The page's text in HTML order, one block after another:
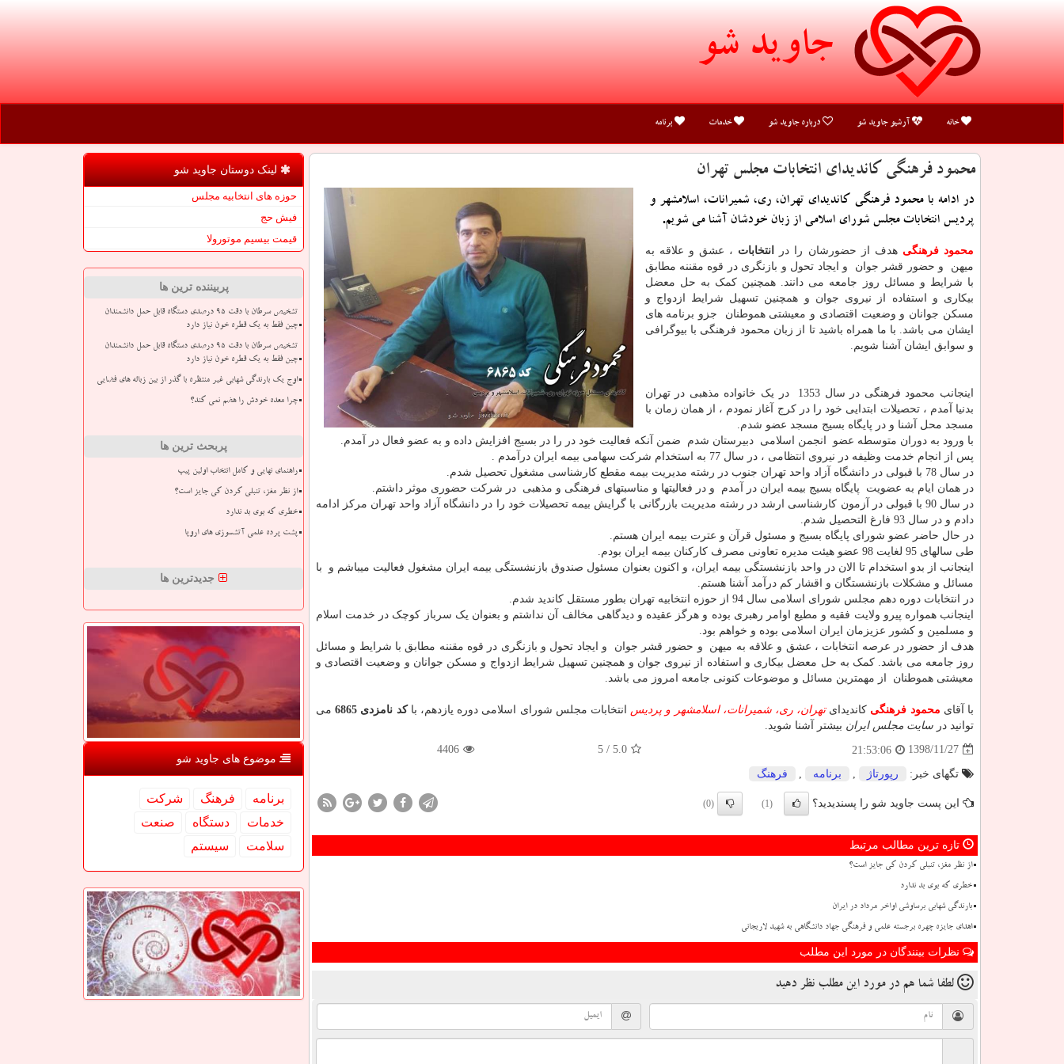
جاوید شو
خانه آرشیو جاوید شو درباره جاوید شو خدمات برنامه
محمود فرهنگی كاندیدای انتخابات مجلس تهران
در ادامه با محمود فرهنگی كاندیدای تهران، ری، شمیرانات، اسلامشهر و
پردیس انتخابات مجلس شورای اسلامی از زبان خودشان آشنا می شویم.
محمود فرهنگی هدف از حضورشان را در انتخابات ، عشق و علاقه به
میهن و حضور قشر جوان و ایجاد تحول و بازنگری در قوه مقننه مطابق
با شرایط و مسائل روز جامعه می دانند. همچنین کمک به حل معضل
بیکاری و استفاده از نیروی جوان و همچنین تسهیل شرایط ازدواج و
مسکن جوانان و وضعیت اقتصادی و معیشتی هموطنان جزو برنامه های
ایشان می باشد. با ما همراه باشید تا از زبان محمود فرهنگی با بیوگرافی
و سوابق ایشان آشنا شویم.
اینجانب محمود فرهنگی در سال 1353 در یک خانواده مذهبی در تهران
بدنیا آمدم ، تحصیلات ابتدایی خود را در کرج آغاز نمودم ، از همان زمان با
مسجد محل آشنا و در پایگاه بسیج مسجد عضو شدم.
با ورود به دوران متوسطه عضو انجمن اسلامی دبیرستان شدم ضمن آنکه فعالیت خود در را در بسیج افزایش داده و به عضو فعال در آمدم.
پس از انجام خدمت وظیفه در نیروی انتظامی ، در سال 77 به استخدام شرکت سهامی بیمه ایران درآمدم .
در سال 78 با قبولی در دانشگاه آزاد واحد تهران جنوب در رشته مدیریت بیمه مقطع کارشناسی مشغول تحصیل شدم.
در همان ایام به عضویت پایگاه بسیج بیمه ایران در آمدم و در فعالیتها و مناسبتهای فرهنگی و مذهبی در شرکت حضوری موثر داشتم.
در سال 90 با قبولی در آزمون کارشناسی ارشد در رشته مدیریت بازرگانی با گرایش بیمه تحصیلات خود را در دانشگاه آزاد واحد تهران مرکز ادامه
دادم و در سال 93 فارغ التحصیل شدم.
در حال حاضر عضو شورای پایگاه بسیج و مسئول قرآن و عترت بیمه ایران هستم.
طی سالهای 95 لغایت 98 عضو هیئت مدیره تعاونی مصرف کارکنان بیمه ایران بودم.
اینجانب از بدو استخدام تا الان در واحد بازنشستگی بیمه ایران، و اکنون بعنوان مسئول صندوق بازنشستگی بیمه ایران مشغول فعالیت میباشم و با
مسائل و مشکلات بازنشستگان و اقشار کم درآمد آشنا هستم.
در انتخابات دوره دهم مجلس شورای اسلامی سال 94 از حوزه انتخابیه تهران بطور مستقل کاندید شدم.
اینجانب همواره پیرو ولایت فقیه و مطیع اوامر رهبری بوده و هرگز عقیده و دیدگاهی مخالف آن نداشتم و بعنوان یک سرباز کوچک در خدمت اسلام
و مسلمین و کشور عزیزمان ایران اسلامی بوده و خواهم بود.
هدف از حضور در عرصه انتخابات ، عشق و علاقه به میهن و حضور قشر جوان و ایجاد تحول و بازنگری در قوه مقننه مطابق با شرایط و مسائل
روز جامعه می باشد. کمک به حل معضل بیکاری و استفاده از نیروی جوان و همچنین تسهیل شرایط ازدواج و مسکن جوانان و وضعیت اقتصادی و
معیشتی هموطنان از مهمترین مسائل و موضوعات کنونی جامعه امروز می باشد.
با آقای محمود فرهنگی کاندیدایتهران، ری، شمیرانات، اسلامشهر و پردیس انتخابات مجلس شورای اسلامی دوره یازدهم، باکد نامزدی 6865
می
توانید در سایت مجلس ایران بیشتر آشنا شوید.
1398/11/27
21:53:06
5.0
/ 5
4406
تگهای خبر: رپورتاژ برنامه فرهنگ
این پست جاوید شو را پسندیدید؟ (1)
(0)
تازه ترین مطالب مرتبط
از نظر مغز، تنبلی کردن کی جایز است؟
خطری که بوی بد ندارد
بارندگی شهابی برساوشی اواخر مرداد در ایران
اهدای جایزه چهره برجسته علمی و فرهنگی جهاد دانشگاهی به شهید لاریجانی
نظرات بینندگان در مورد این مطلب
لطفا شما هم در مورد این مطلب نظر دهید
لینک دوستان جاوید شو
حوزه های انتخابیه مجلس
فیش حج
قیمت بیسیم موتورولا
پربیننده ترین ها
تشخیص سرطان با دقت ۹۵ درصدی دستگاه قابل حمل دانشمندان
چین فقط به یک قطره خون نیاز دارد
تشخیص سرطان با دقت ۹۵ درصدی دستگاه قابل حمل دانشمندان
چین فقط به یک قطره خون نیاز دارد
اوج یک بارندگی شهابی غیر منتظره با گذر از بین زباله های فضایی
چرا معده خودش را هضم نمی کند؟
پربحث ترین ها
راهنمای نهایی و کامل انتخاب اولین پیپ
از نظر مغز، تنبلی کردن کی جایز است؟
خطری که بوی بد ندارد
پشت پرده علمی آتشسوزی های اروپا
جدیدترین ها
موضوع های جاوید شو
برنامه فرهنگ
شركت
خدمات
دستگاه
صنعت
سلامت
سیستم